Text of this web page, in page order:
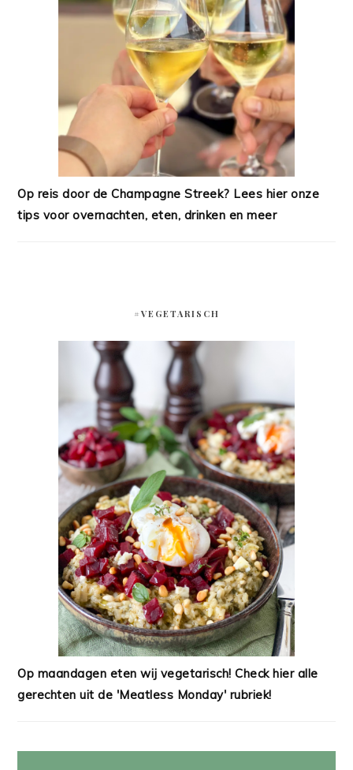
Op reis door de Champagne Streek? Lees hier onze
tips voor overnachten, eten, drinken en meer
#VEGETARISCH
Op maandagen eten wij vegetarisch! Check hier alle
gerechten uit de 'Meatless Monday' rubriek!